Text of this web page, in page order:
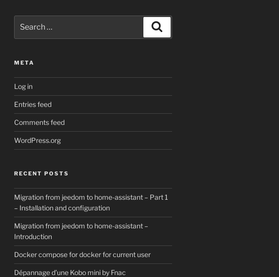
for:
META
Log in
Entries feed
Comments feed
WordPress.org
RECENT POSTS
Migration from jeedom to home-assistant – Part 1
– Installation and configuration
Migration from jeedom to home-assistant –
Introduction
Docker compose for docker for current user
Dépannage d’une Kobo mini by Fnac